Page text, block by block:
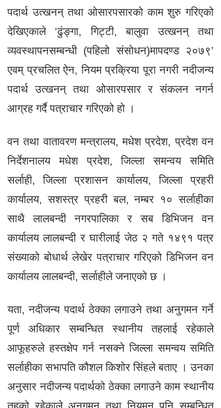
पदार्थ उत्खनन् तथा ओसारपसारको काम शुरु गरिएको
देखिएकाले ‘ढुंङ्गा, गिट्टी, बालुवा उत्खनन् तथा
व्यवस्थापनसम्बन्धी (पहिलो संसोधन)मापदण्ड २०७९’
एवम् प्रचलित ऐन, नियम प्रक्रिया पूरा नगरी नदीजन्य
पदार्थ उत्खनन् तथा ओसारपसार र संकलन नगर्न
आग्रह गर्दै पत्राचार गरिएको हो ।
वन तथा वातावरण मन्त्रालय, मधेश प्रदेश, प्रदेश वन
निर्देशनालय मधेश प्रदेश, जिल्ला समन्वय समिति
सर्लाही, जिल्ला प्रशासन कार्यालय, जिल्ला प्रहरी
कार्यालय, सशस्त्र प्रहरी बल, नम्बर १० सर्लाहीका
साथै लालबन्दी नगरपालिका र सब डिभिजन वन
कार्यालय लालबन्दी र घारीलाई जेठ २ गते १४९१ पत्र
संख्याको बोधार्थ लेखेर पत्राचार गरिएको डिभिजन वन
कार्यालय लालबन्दी, सर्लाहीले जनाएको छ ।
यता, नदीजन्य पदार्थ ठेक्का लगाउने तथा अनुगमन गर्ने
पूर्ण अधिकार सम्बन्धित स्थानीय तहलाई रहेकाले
आफूहरुले हस्तक्षेप गर्न नसक्ने जिल्ला समन्वय समिति
सर्लाहीका सभापति कौशल किशोर सिंहले बताए । उनका
अनुसार नदीजन्य पदार्थको ठेक्का लगाउने काम स्थानीय
तहको रहेकाले अनुगमन तथा नियमन पनि सम्बन्धित